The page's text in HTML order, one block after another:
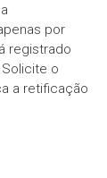
por
registrado
o
a retificação